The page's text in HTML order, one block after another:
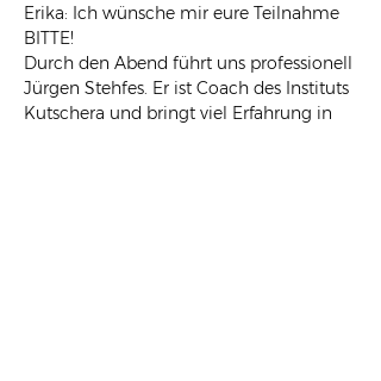
Erika: Ich wünsche mir eure Teilnahme
BITTE!
Durch den Abend führt uns professionell
Jürgen Stehfes. Er ist Coach des Instituts
Kutschera und bringt viel Erfahrung in